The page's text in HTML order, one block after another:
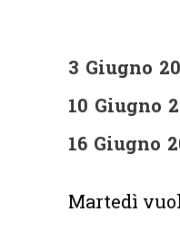
3 Giugno
10 Giugno
16 Giugno
Martedì